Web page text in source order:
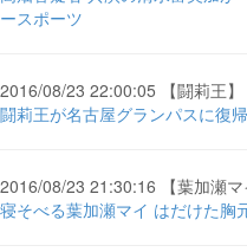
ースポーツ
2016/08/23 22:00:05 【闘莉王】
闘莉王が名古屋グランパスに復
2016/08/23 21:30:16 【葉加瀬マ
寝そべる葉加瀬マイ はだけた胸